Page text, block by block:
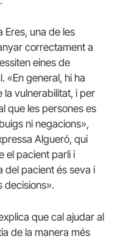
Eres, una de les
correctament a
eines de
«En general, hi ha
vulnerabilitat, i per
que les persones es
ni negacions»,
Algueró, qui
el pacient parli i
del pacient és seva i
decisions».
que cal ajudar al
de la manera més